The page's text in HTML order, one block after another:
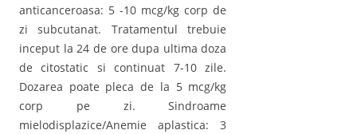
anticanceroasa: 5 -10 mcg/kg corp de
zi subcutanat. Tratamentul trebuie
inceput la 24 de ore dupa ultima doza
de citostatic si continuat 7-10 zile.
Dozarea poate pleca de la 5 mcg/kg
corp pe zi. Sindroame
mielodisplazice/Anemie aplastica: 3